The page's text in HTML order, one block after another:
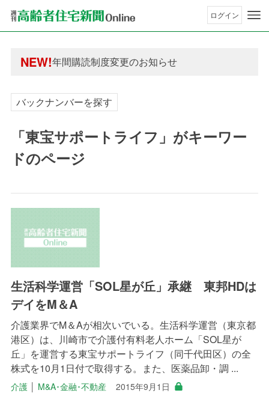
ログイン
NEW!
年間購読制度変更のお知らせ
高齢者住宅新聞 無料会員の皆様へ閲覧本数変更
バックナンバーを探す
「東宝サポートライフ」がキーワー
ドのページ
生活科学運営「SOL星が丘」承継 東邦HDは
デイをM＆A
介護業界でM＆Aが相次いでいる。生活科学運営（東京都
港区）は、川崎市で介護付有料老人ホーム「SOL星が
丘」を運営する東宝サポートライフ（同千代田区）の全
株式を10月1日付で取得する。また、医薬品卸・調 ...
介護│ M&A･金融･不動産 2015年9月1日